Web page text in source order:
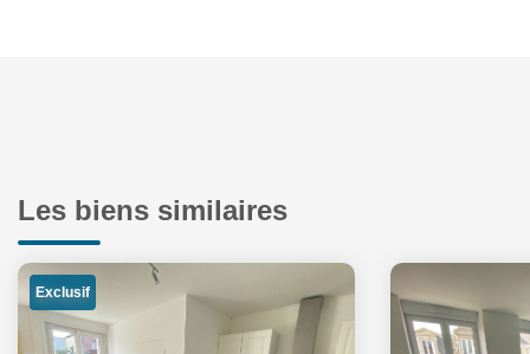
Les biens similaires
Exclusif